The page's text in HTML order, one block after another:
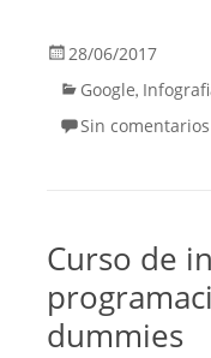
28/06/2017
Google,
Sin comentarios
Curso de
dummies